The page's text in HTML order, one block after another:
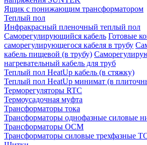
Ящик с понижающим трансформатором
Теплый пол
Инфракрасный пленочный теплый пол
Саморегулирующийся кабель Готовые
саморегулирующегося кабеля в трубу
кабель пищевой (в трубу)
нагревательный кабель для труб
Теплый пол HeatUp кабель (в стяжку)
Теплый пол HeatUp минимат (в
Терморегуляторы RTC
Термоусадочная муфта
Трансформаторы тока
Трансформаторы однофазные силовые
Трансформаторы ОСМ
Трансформаторы силовые трехфазные